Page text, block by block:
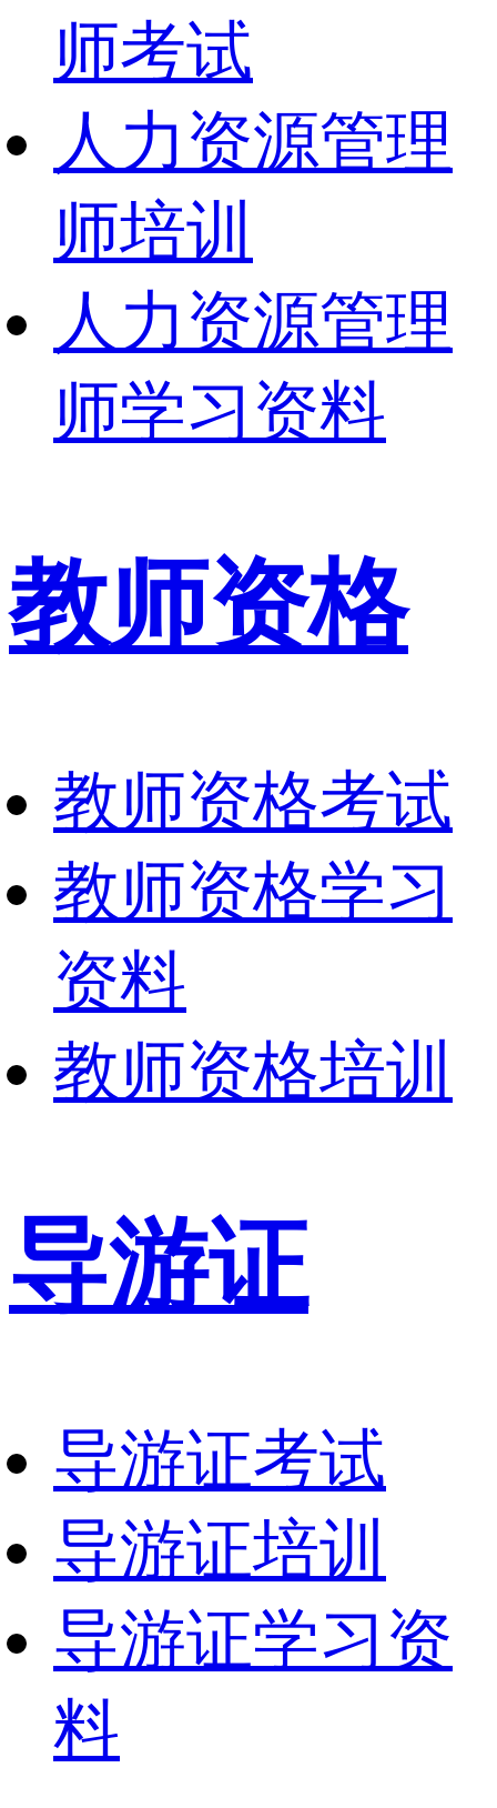
师考试
人力资源管理
师培训
人力资源管理
师学习资料
教师资格
教师资格考试
教师资格学习
资料
教师资格培训
导游证
导游证考试
导游证培训
导游证学习资
料